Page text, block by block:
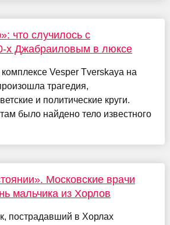
что случилось с
х Джабраиловым в люксе
Vesper Tverskaya на
трагедия,
и политические круги.
было найдено тело известного
Московские врачи
мальчика из Хорлов
пострадавший в Хорлах